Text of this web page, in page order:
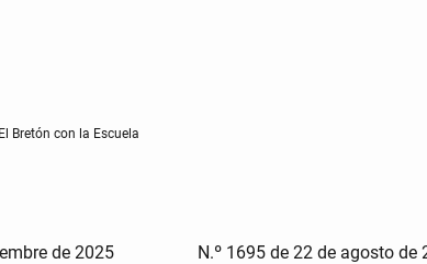
El Bretón con la Escuela
de 2025 N.º 1695 de 22 de agosto de